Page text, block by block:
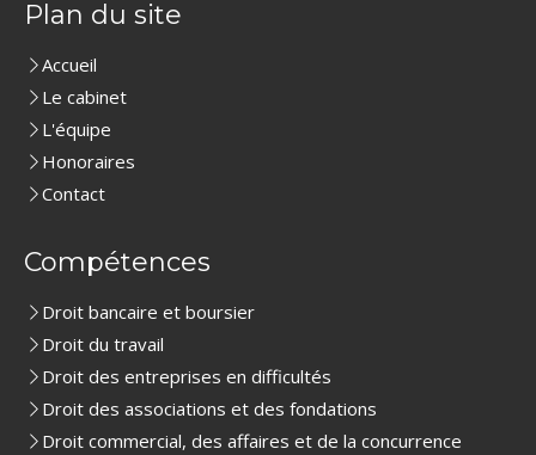
Plan du site
Accueil
Le cabinet
L'équipe
Honoraires
Contact
Compétences
Droit bancaire et boursier
Droit du travail
Droit des entreprises en difficultés
Droit des associations et des fondations
Droit commercial, des affaires et de la concurrence